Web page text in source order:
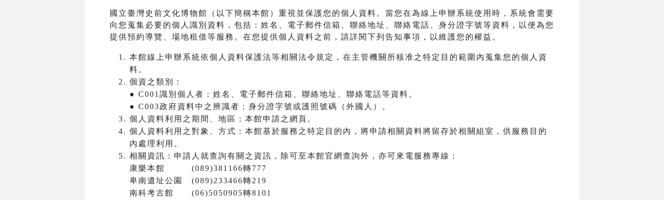
國立臺灣史前文化博物館（以下簡稱本館）重視並保護您的個人資料。當您在為線上申辦系統使用時，系統會需要
向您蒐集必要的個人識別資料，包括：姓名、電子郵件信箱、聯絡地址、聯絡電話、身分證字號等資料，以便為您
提供預約導覽、場地租借等服務。在您提供個人資料之前，請詳閱下列告知事項，以維護您的權益。
本館線上申辦系統依個人資料保護法等相關法令規定，在主管機關所核准之特定目的範圍內蒐集您的個人資
料。
個資之類別：
● C001識別個人者：姓名、電子郵件信箱、聯絡地址、聯絡電話等資料。
● C003政府資料中之辨識者：身分證字號或護照號碼（外國人）。
個人資料利用之期間、地區：本館申請之網頁。
個人資料利用之對象、方式：本館基於服務之特定目的內，將申請相關資料將留存於相關組室，供服務目的
內處理利用。
相關資訊：申請人就查詢有關之資訊，除可至本館官網查詢外，亦可來電服務專線：
康樂本館 (089)381166轉777
卑南遺址公園 (089)233466轉219
南科考古館 (06)5050905轉8101